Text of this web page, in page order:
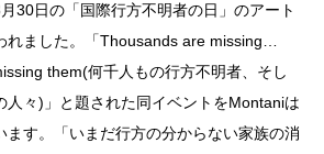
30日の「国際行方不明者の日」のアート
れました。「Thousands are missing…
them(何千人もの行方不明者、そし
人々)」と題された同イベントをMontaniは
ます。「いまだ行方の分からない家族の消